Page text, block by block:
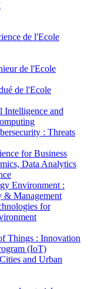
de l'Ecole
de l'Ecole
de l'Ecole
and
: Threats
for Business
Data Analytics
Environment :
& Management
for
Things : Innovation
(IoT)
and Urban